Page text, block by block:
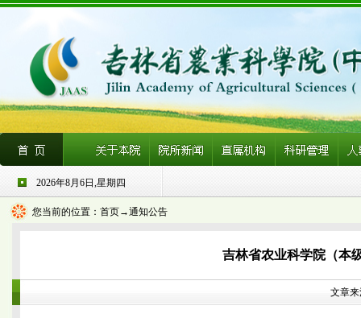
2026年8月6日,星期四
您当前的位置： 首页→通知公告
吉林省农业科学院（本
文章